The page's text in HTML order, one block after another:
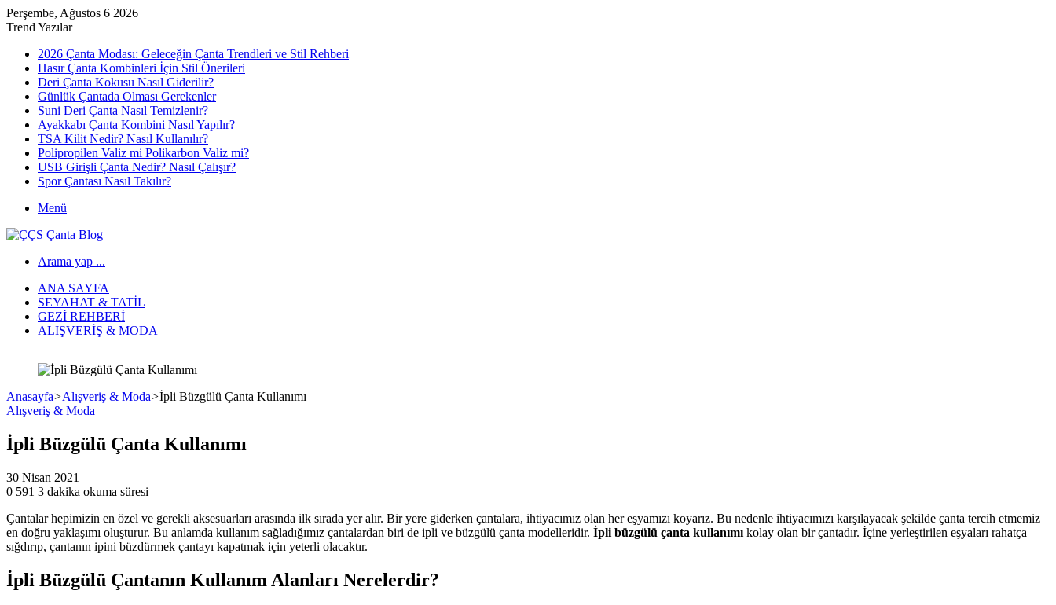
Perşembe, Ağustos 6 2026
Trend Yazılar
2026 Çanta Modası: Geleceğin Çanta Trendleri ve Stil Rehberi
Hasır Çanta Kombinleri İçin Stil Önerileri
Deri Çanta Kokusu Nasıl Giderilir?
Günlük Çantada Olması Gerekenler
Suni Deri Çanta Nasıl Temizlenir?
Ayakkabı Çanta Kombini Nasıl Yapılır?
TSA Kilit Nedir? Nasıl Kullanılır?
Polipropilen Valiz mi Polikarbon Valiz mi?
USB Girişli Çanta Nedir? Nasıl Çalışır?
Spor Çantası Nasıl Takılır?
Menü
Arama yap ...
ANA SAYFA
SEYAHAT & TATIL
GEZI REHBERI
ALIŞVERIŞ & MODA
Anasayfa>Alışveriş & Moda>İpli Büzgülü Çanta Kullanımı
Alışveriş & Moda
İpli Büzgülü Çanta Kullanımı
30 Nisan 2021
0 591 3 dakika okuma süresi
Çantalar hepimizin en özel ve gerekli aksesuarları arasında ilk sırada yer alır. Bir yere giderken çantalara, ihtiyacımız olan her eşyamızı koyarız. Bu nedenle ihtiyacımızı karşılayacak şekilde çanta tercih etmemiz
en doğru yaklaşımı oluşturur. Bu anlamda kullanım sağladığımız çantalardan biri de ipli ve büzgülü çanta modelleridir. İpli büzgülü çanta kullanımı kolay olan bir çantadır. İçine yerleştirilen eşyaları rahatça
sığdırıp, çantanın ipini büzdürmek çantayı kapatmak için yeterli olacaktır.
İpli Büzgülü Çantanın Kullanım Alanları Nerelerdir?